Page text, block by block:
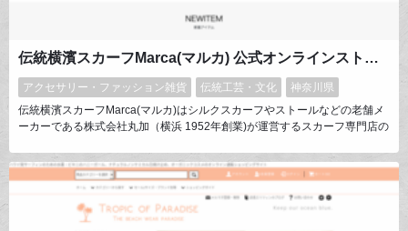
伝統横濱スカーフMarca(マルカ) 公式オンラインストア スカーフ専門店の通販
アクセサリー・ファッション雑貨 伝統工芸・文化
神奈川県
伝統横濱スカーフMarca(マルカ)はシルクスカーフやストールなどの老舗メ
ーカーである株式会社丸加（横浜 1952年創業)が運営するスカーフ専門店の
色々な形のスカーフやストールが常時200柄以上あります。クラシカルな
【伝統横濱スカーフ】や遊び心のある【the PORT by marca】などオリジナ
ルスカーフを企画、販売しています。